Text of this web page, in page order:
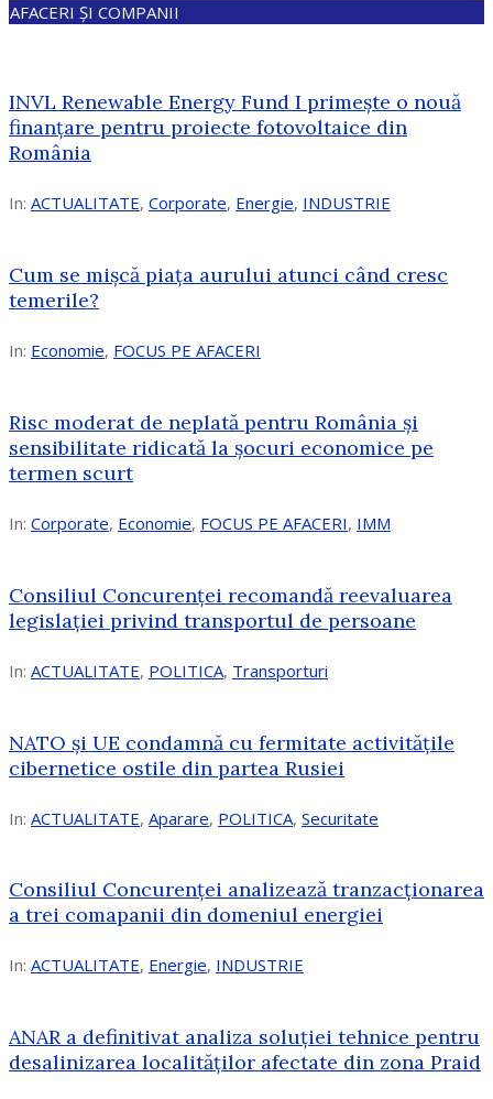
AFACERI ȘI COMPANII
INVL Renewable Energy Fund I primește o nouă
finanțare pentru proiecte fotovoltaice din
România
In: ACTUALITATE, Corporate, Energie, INDUSTRIE
Cum se mișcă piața aurului atunci când cresc
temerile?
In: Economie, FOCUS PE AFACERI
Risc moderat de neplată pentru România și
sensibilitate ridicată la șocuri economice pe
termen scurt
In: Corporate, Economie, FOCUS PE AFACERI, IMM
Consiliul Concurenței recomandă reevaluarea
legislației privind transportul de persoane
In: ACTUALITATE, POLITICA, Transporturi
NATO și UE condamnă cu fermitate activitățile
cibernetice ostile din partea Rusiei
In: ACTUALITATE, Aparare, POLITICA, Securitate
Consiliul Concurenţei analizează tranzacționarea
a trei comapanii din domeniul energiei
In: ACTUALITATE, Energie, INDUSTRIE
ANAR a definitivat analiza soluției tehnice pentru
desalinizarea localităților afectate din zona Praid